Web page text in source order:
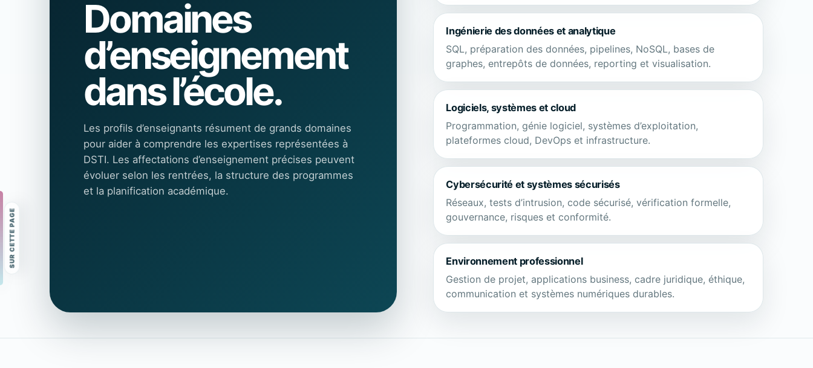
Domaines
d’enseignement
dans l’école.
Les profils d’enseignants résument de grands domaines
pour aider à comprendre les expertises représentées à
DSTI. Les affectations d’enseignement précises peuvent
évoluer selon les rentrées, la structure des programmes
et la planification académique.
Ingénierie des données et analytique
SQL, préparation des données, pipelines, NoSQL, bases de
graphes, entrepôts de données, reporting et visualisation.
Logiciels, systèmes et cloud
Programmation, génie logiciel, systèmes d’exploitation,
plateformes cloud, DevOps et infrastructure.
Cybersécurité et systèmes sécurisés
Réseaux, tests d’intrusion, code sécurisé, vérification formelle,
gouvernance, risques et conformité.
Environnement professionnel
Gestion de projet, applications business, cadre juridique, éthique,
communication et systèmes numériques durables.